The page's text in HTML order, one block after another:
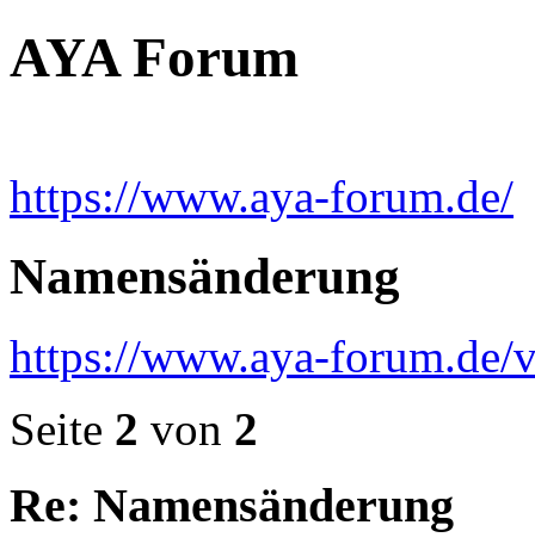
AYA Forum
https://www.aya-forum.de/
Namensänderung
https://www.aya-forum.de/
Seite 2 von 2
Re: Namensänderung